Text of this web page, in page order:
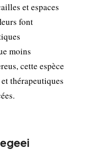
et espaces
font
moins
cette espèce
thérapeutiques